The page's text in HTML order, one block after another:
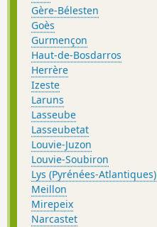
Gère-Bélesten
Goès
Gurmençon
Haut-de-Bosdarros
Herrère
Izeste
Laruns
Lasseube
Lasseubetat
Louvie-Juzon
Louvie-Soubiron
Lys (Pyrénées-Atlantiques)
Meillon
Mirepeix
Narcastet